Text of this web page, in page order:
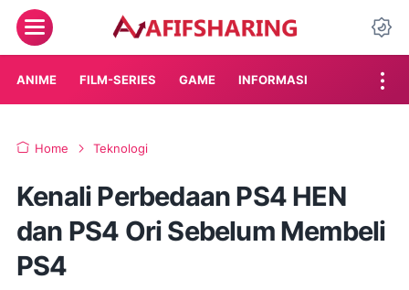
Menu
ANIME FILM-SERIES GAME INFORMASI
Home Teknologi
Kenali Perbedaan PS4 HEN
dan PS4 Ori Sebelum Membeli
PS4